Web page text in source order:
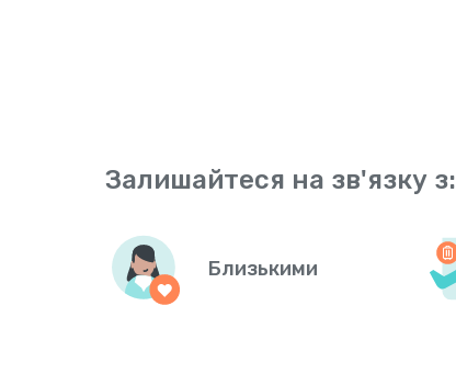
Залишайтеся на зв'язку з:
Близькими